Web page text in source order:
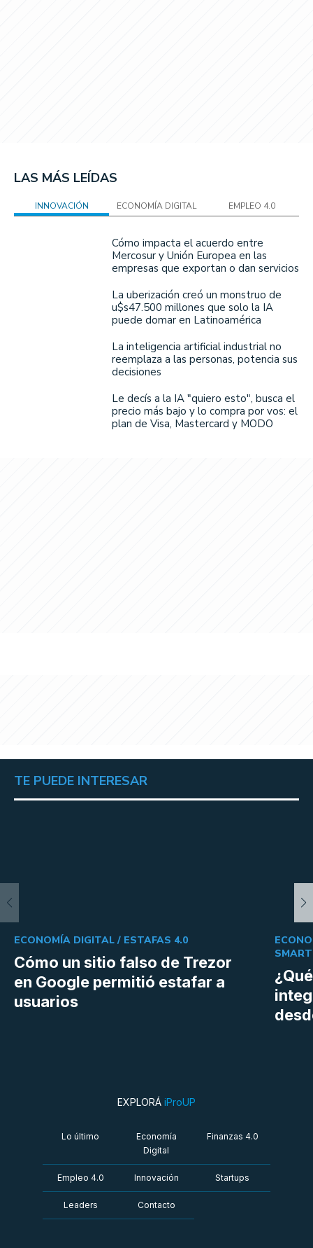
LAS MÁS LEÍDAS
INNOVACIÓN ECONOMÍA DIGITAL EMPLEO 4.0
Cómo impacta el acuerdo entre
Mercosur y Unión Europea en las
empresas que exportan o dan servicios
La uberización creó un monstruo de
u$s47.500 millones que solo la IA
puede domar en Latinoamérica
La inteligencia artificial industrial no
reemplaza a las personas, potencia sus
decisiones
Le decís a la IA "quiero esto", busca el
precio más bajo y lo compra por vos: el
plan de Visa, Mastercard y MODO
TE PUEDE INTERESAR
Cómo un sitio falso de Trezor
en Google permitió estafar a
usuarios
ECONOMÍA DIGITAL / ESTAFAS 4.0
EXPLORÁ iProUP
Lo último
Economía
Digital
Finanzas 4.0
Empleo 4.0 Innovación Startups
Leaders Contacto